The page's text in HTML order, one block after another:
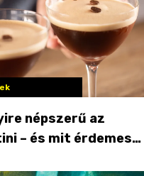
népszerű az
– és mit érdemes